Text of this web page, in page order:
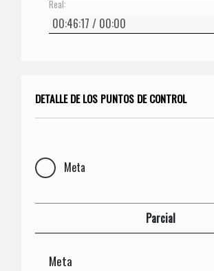
Real:
DETALLE DE LOS PUNTOS DE CONTROL
Meta
Parcial
Meta